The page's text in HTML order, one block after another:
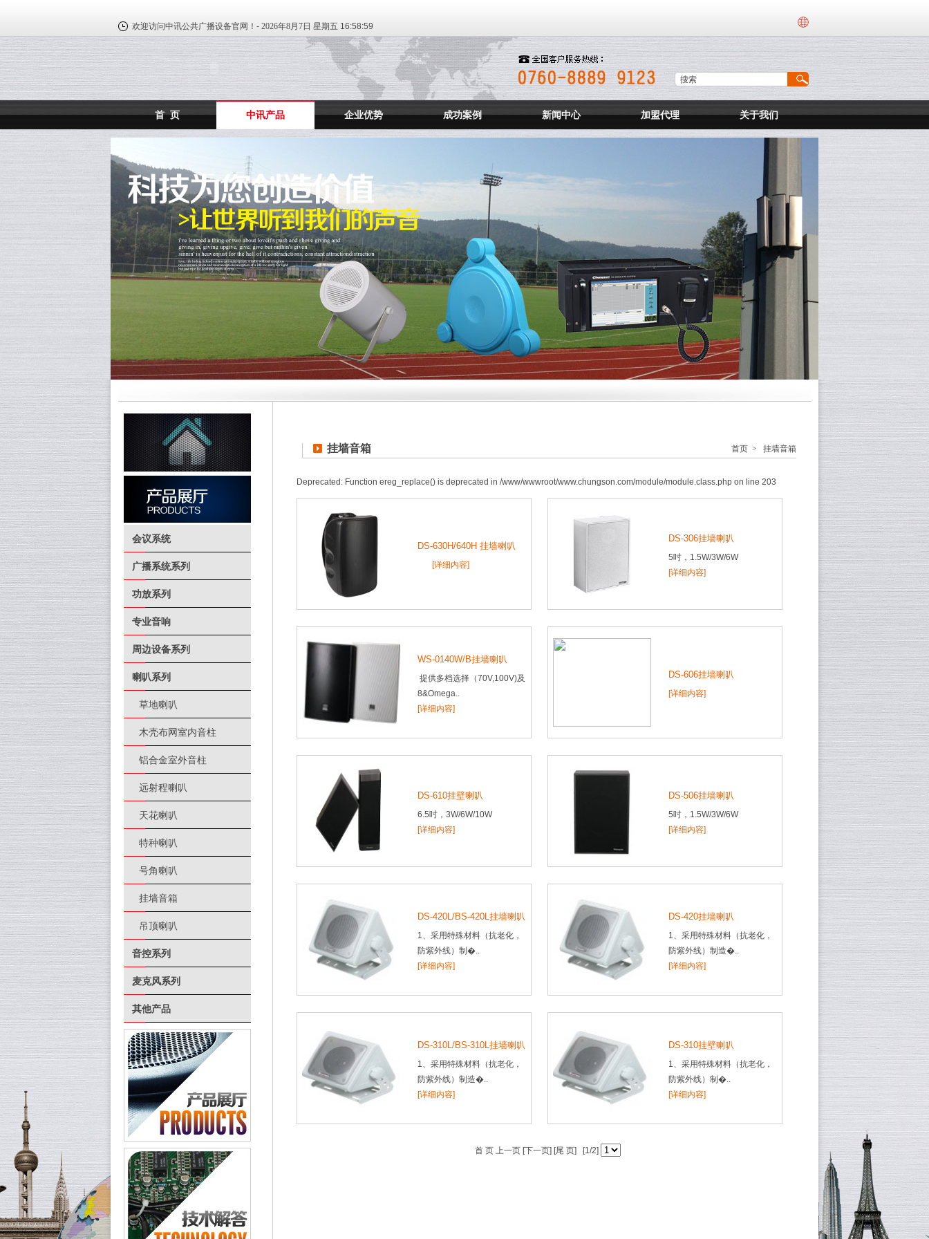
欢迎访问中讯公共广播设备官网！- 2026年8月7日 星期五 16:59:00
首 页 中讯产品 企业优势 成功案例 新闻中心 加盟代理 关于我们
会议系统
广播系统系列
功放系列
专业音响
周边设备系列
喇叭系列
草地喇叭
木壳布网室内音柱
铝合金室外音柱
远射程喇叭
天花喇叭
特种喇叭
号角喇叭
挂墙音箱
吊顶喇叭
音控系列
麦克风系列
其他产品
挂墙音箱 首页 > 挂墙音箱
Deprecated: Function ereg_replace() is deprecated in /www/wwwroot/www.chungson.com/module/module.class.php on line 203
DS-630H/640H 挂墙喇叭
[详细内容]
DS-306挂墙喇叭
5吋，1.5W/3W/6W
[详细内容]
WS-0140W/B挂墙喇叭
提供多档选择（70V,100V)及
8&Omega..
[详细内容]
DS-606挂墙喇叭
[详细内容]
DS-610挂壁喇叭
6.5吋，3W/6W/10W
[详细内容]
DS-506挂墙喇叭
5吋，1.5W/3W/6W
[详细内容]
DS-420L/BS-420L挂墙喇叭
1、采用特殊材料（抗老化，
防紫外线）制�..
[详细内容]
DS-420挂墙喇叭
1、采用特殊材料（抗老化，
防紫外线）制造�..
[详细内容]
DS-310L/BS-310L挂墙喇叭
1、采用特殊材料（抗老化，
防紫外线）制造�..
[详细内容]
DS-310挂壁喇叭
1、采用特殊材料（抗老化，
防紫外线）制�..
[详细内容]
首 页 上一页 [下一页] [尾 页] [1/2]